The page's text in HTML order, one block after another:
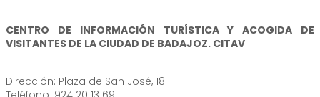
CENTRO DE INFORMACIÓN TURÍSTICA Y ACOGIDA DE
VISITANTES DE LA CIUDAD DE BADAJOZ. CITAV
Dirección: Plaza de San José, 18